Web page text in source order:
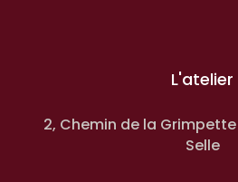
L'atelier
2, Chemin de la
Selle